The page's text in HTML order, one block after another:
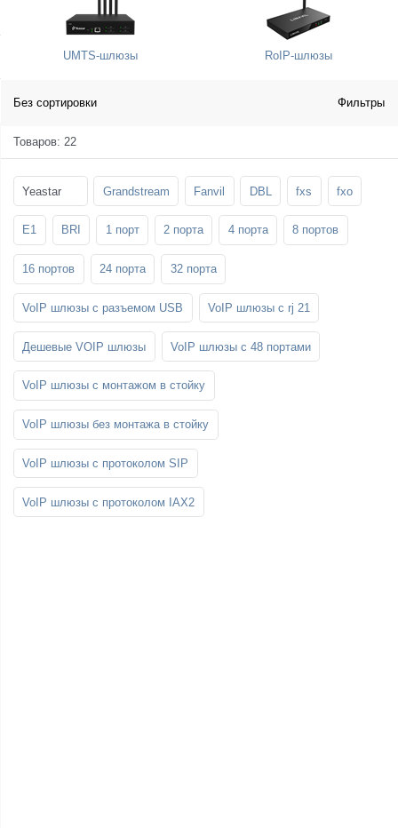
UMTS-шлюзы RoIP-шлюзы
Без сортировки Фильтры
Товаров: 22
Yeastar Grandstream Fanvil DBL fxs fxo
E1 BRI 1 порт 2 порта 4 порта 8 портов
16 портов 24 порта 32 порта
VoIP шлюзы с разъемом USB VoIP шлюзы с rj 21
Дешевые VOIP шлюзы VoIP шлюзы с 48 портами
VoIP шлюзы с монтажом в стойку
VoIP шлюзы без монтажа в стойку
VoIP шлюзы с протоколом SIP
VoIP шлюзы с протоколом IAX2
Стойки и крепления для панелей и
телевизоров
Шахтные телефоны
SFP-модули
3G/4G LTE и ADSL модемы
Мобильные телефоны